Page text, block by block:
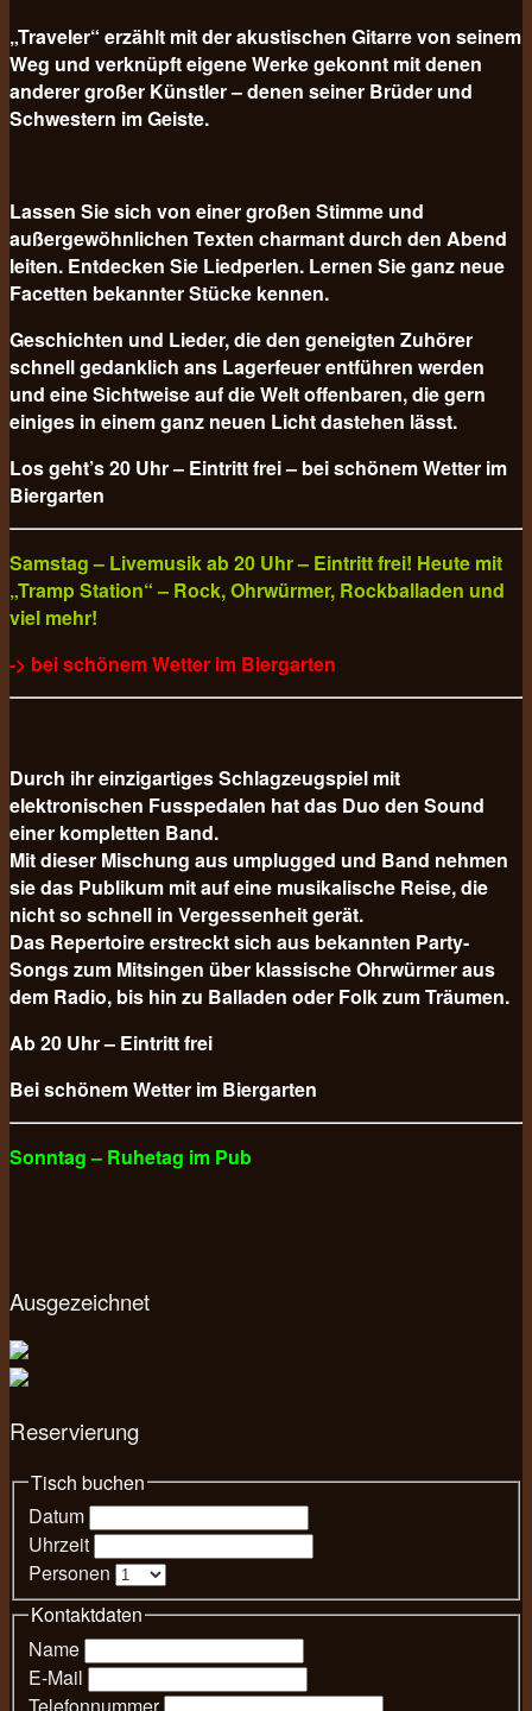
„Traveler“ erzählt mit der akustischen Gitarre von seinem
Weg und verknüpft eigene Werke gekonnt mit denen
anderer großer Künstler – denen seiner Brüder und
Schwestern im Geiste.
Lassen Sie sich von einer großen Stimme und
außergewöhnlichen Texten charmant durch den Abend
leiten. Entdecken Sie Liedperlen. Lernen Sie ganz neue
Facetten bekannter Stücke kennen.
Geschichten und Lieder, die den geneigten Zuhörer
schnell gedanklich ans Lagerfeuer entführen werden
und eine Sichtweise auf die Welt offenbaren, die gern
einiges in einem ganz neuen Licht dastehen lässt.
Los geht’s 20 Uhr – Eintritt frei – bei schönem Wetter im
Biergarten
Samstag – Livemusik ab 20 Uhr – Eintritt frei! Heute mit
„Tramp Station“ – Rock, Ohrwürmer, Rockballaden und
viel mehr!
-> bei schönem Wetter im Biergarten
Durch ihr einzigartiges Schlagzeugspiel mit
elektronischen Fusspedalen hat das Duo den Sound
einer kompletten Band.
Mit dieser Mischung aus umplugged und Band nehmen
sie das Publikum mit auf eine musikalische Reise, die
nicht so schnell in Vergessenheit gerät.
Das Repertoire erstreckt sich aus bekannten Party-
Songs zum Mitsingen über klassische Ohrwürmer aus
dem Radio, bis hin zu Balladen oder Folk zum Träumen.
Ab 20 Uhr – Eintritt frei
Bei schönem Wetter im Biergarten
Sonntag – Ruhetag im Pub
Ausgezeichnet
Reservierung
Tisch buchen
Datum
Uhrzeit
Personen
Kontaktdaten
Name
E-Mail